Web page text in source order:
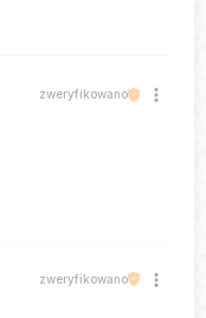
zweryfikowano
zweryfikowano